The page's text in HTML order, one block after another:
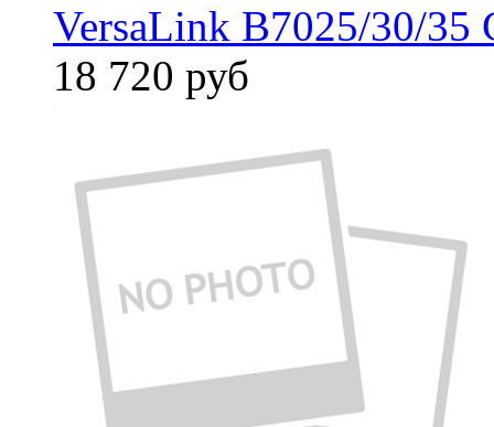
VersaLink B7025/30/35
18 720 руб